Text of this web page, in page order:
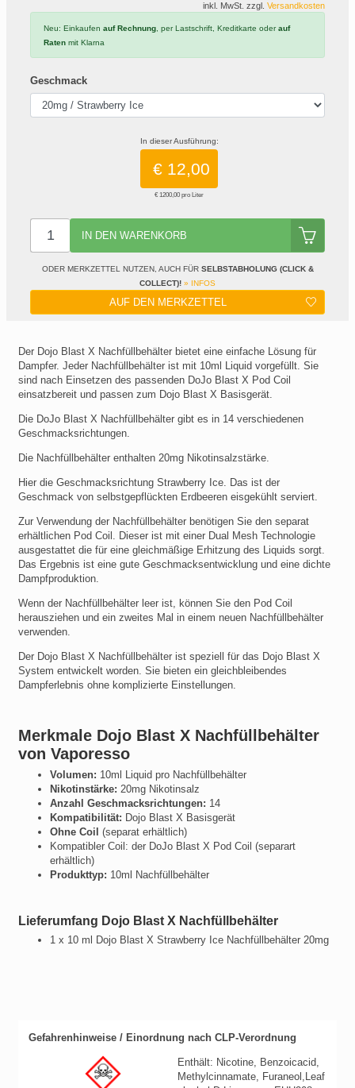
inkl. MwSt. zzgl. Versandkosten
Neu: Einkaufenauf Rechnung , per Lastschrift, Kreditkarte oderauf
Raten mit Klarna
Geschmack
In dieser Ausführung:
€ 12,00
€ 1200,00 pro Liter
IN DEN WARENKORB
ODER MERKZETTEL NUTZEN, AUCH FÜR SELBSTABHOLUNG (CLICK &
COLLECT)! » INFOS
AUF DEN MERKZETTEL
Der Dojo Blast X Nachfüllbehälter bietet eine einfache Lösung für
Dampfer. Jeder Nachfüllbehälter ist mit 10ml Liquid vorgefüllt. Sie
sind nach Einsetzen des passenden DoJo Blast X Pod Coil
einsatzbereit und passen zum Dojo Blast X Basisgerät.
Die DoJo Blast X Nachfüllbehälter gibt es in 14 verschiedenen
Geschmacksrichtungen.
Die Nachfüllbehälter enthalten 20mg Nikotinsalzstärke.
Hier die Geschmacksrichtung Strawberry Ice. Das ist der
Geschmack von selbstgepflückten Erdbeeren eisgekühlt serviert.
Zur Verwendung der Nachfüllbehälter benötigen Sie den separat
erhältlichen Pod Coil. Dieser ist mit einer Dual Mesh Technologie
ausgestattet die für eine gleichmäßige Erhitzung des Liquids sorgt.
Das Ergebnis ist eine gute Geschmacksentwicklung und eine dichte
Dampfproduktion.
Wenn der Nachfüllbehälter leer ist, können Sie den Pod Coil
herausziehen und ein zweites Mal in einem neuen Nachfüllbehälter
verwenden.
Der Dojo Blast X Nachfüllbehälter ist speziell für das Dojo Blast X
System entwickelt worden. Sie bieten ein gleichbleibendes
Dampferlebnis ohne komplizierte Einstellungen.
Merkmale Dojo Blast X Nachfüllbehälter
von Vaporesso
Volumen: 10ml Liquid pro Nachfüllbehälter
Nikotinstärke: 20mg Nikotinsalz
Anzahl Geschmacksrichtungen: 14
Kompatibilität: Dojo Blast X Basisgerät
Ohne Coil (separat erhältlich)
Kompatibler Coil: der DoJo Blast X Pod Coil (separart
erhältlich)
Produkttyp: 10ml Nachfüllbehälter
Lieferumfang Dojo Blast X Nachfüllbehälter
1 x 10 ml Dojo Blast X Strawberry Ice Nachfüllbehälter 20mg
Gefahrenhinweise / Einordnung nach CLP-Verordnung
Enthält: Nicotine, Benzoicacid,
Methylcinnamate, Furaneol,Leaf